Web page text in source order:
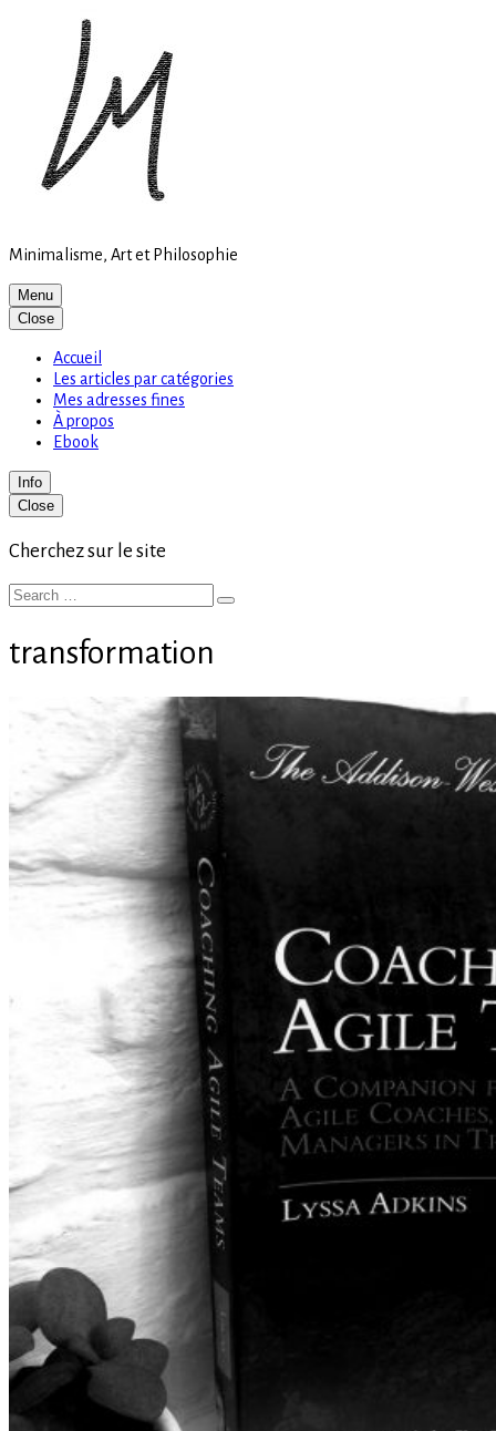
Minimalisme, Art et Philosophie
Menu
Close
Accueil
Les articles par catégories
Mes adresses fines
À propos
Ebook
Info
Primary
Sidebar
Close
Cherchez sur le site
Search
Search
transformation